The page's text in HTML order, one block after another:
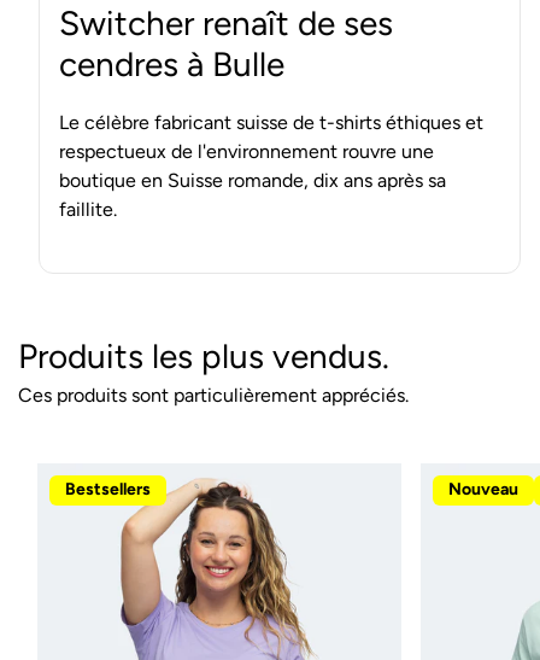
Switcher renaît de ses
cendres à Bulle
Le célèbre fabricant suisse de t-shirts éthiques et
respectueux de l'environnement rouvre une
boutique en Suisse romande, dix ans après sa
faillite.
Produits les plus vendus.
Ces produits sont particulièrement appréciés.
Bestsellers Nouveau